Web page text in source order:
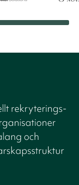
rekryterings-
och